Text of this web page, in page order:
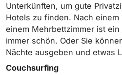
Unterkünften, um gute
Hotels zu finden. Nach
einem Mehrbettzimmer ist
immer schön. Oder Sie
Nächte ausgeben und etwas
Couchsurfing